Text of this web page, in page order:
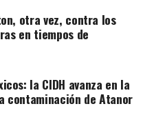
otra vez, contra los
en tiempos de
la CIDH avanza en la
contaminación de Atanor